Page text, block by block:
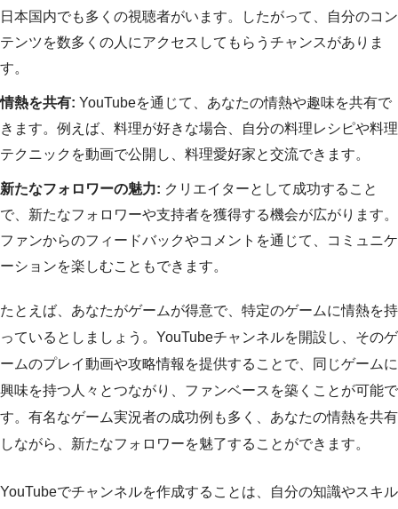
日本国内でも多くの視聴者がいます。したがって、自分のコン
テンツを数多くの人にアクセスしてもらうチャンスがありま
す。
情熱を共有: YouTubeを通じて、あなたの情熱や趣味を共有で
きます。例えば、料理が好きな場合、自分の料理レシピや料理
テクニックを動画で公開し、料理愛好家と交流できます。
新たなフォロワーの魅力: クリエイターとして成功すること
で、新たなフォロワーや支持者を獲得する機会が広がります。
ファンからのフィードバックやコメントを通じて、コミュニケ
ーションを楽しむこともできます。
たとえば、あなたがゲームが得意で、特定のゲームに情熱を持
っているとしましょう。YouTubeチャンネルを開設し、そのゲ
ームのプレイ動画や攻略情報を提供することで、同じゲームに
興味を持つ人々とつながり、ファンベースを築くことが可能で
す。有名なゲーム実況者の成功例も多く、あなたの情熱を共有
しながら、新たなフォロワーを魅了することができます。
YouTubeでチャンネルを作成することは、自分の知識やスキル